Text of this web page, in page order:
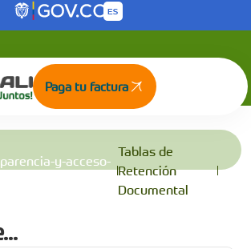
principalDocumental
Paga tu factura
y-acceso-
publica
Tablas de
Retención
Documental